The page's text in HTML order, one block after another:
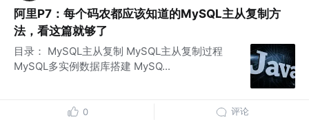
阿里P7：每个码农都应该知道的MySQL主从复制方
法，看这篇就够了
目录： MySQL主从复制 MySQL主从复制过程
MySQL多实例数据库搭建 MySQ...
0 评论